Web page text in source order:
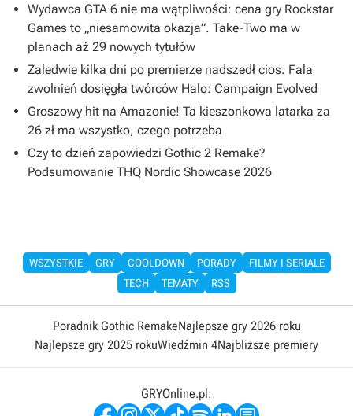
Wydawca GTA 6 nie ma wątpliwości: cena gry Rockstar
Games to „niesamowita okazja”. Take-Two ma w
planach aż 29 nowych tytułów
Zaledwie kilka dni po premierze nadszedł cios. Fala
zwolnień dosięgła twórców Halo: Campaign Evolved
Groszowy hit na Amazonie! Ta kieszonkowa latarka za
26 zł ma wszystko, czego potrzeba
Czy to dzień zapowiedzi Gothic 2 Remake?
Podsumowanie THQ Nordic Showcase 2026
WSZYSTKIE GRY COOLDOWN PORADY
FILMY I SERIALE
TECH
TEMATY RSS
Poradnik Gothic RemakeNajlepsze gry 2026 roku
Najlepsze gry 2025 rokuWiedźmin 4Najbliższe premiery
GRYOnline.pl: